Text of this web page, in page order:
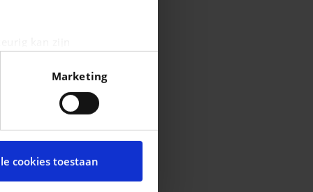
detailgedeeltein. U
media te bieden en om
met onze partners voor
andere informatie die u
Marketing
cookies toestaan